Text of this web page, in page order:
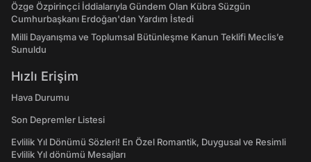
Özge Özpirinçci İddialarıyla Gündem Olan Kübra Süzgün
Cumhurbaşkanı Erdoğan'dan Yardım İstedi
Milli Dayanışma ve Toplumsal Bütünleşme Kanun Teklifi Meclis’e
Sunuldu
Hızlı Erişim
Hava Durumu
Son Depremler Listesi
Evlilik Yıl Dönümü Sözleri! En Özel Romantik, Duygusal ve Resimli
Evlilik Yıl dönümü Mesajları